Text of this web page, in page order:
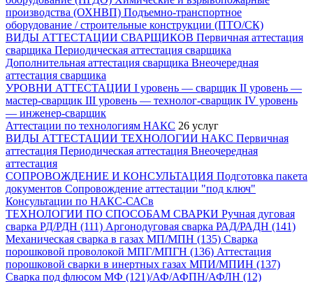
производства (ОХНВП) Подъемно-транспортное
оборудование / строительные конструкции (ПТО/СК)
ВИДЫ АТТЕСТАЦИИ СВАРЩИКОВ Первичная аттестация
сварщика Периодическая аттестация сварщика
Дополнительная аттестация сварщика Внеочередная
аттестация сварщика
УРОВНИ АТТЕСТАЦИИ I уровень — сварщик II уровень —
мастер-сварщик III уровень — технолог-сварщик IV уровень
— инженер-сварщик
Аттестации по технологиям НАКС 26 услуг
ВИДЫ АТТЕСТАЦИИ ТЕХНОЛОГИИ НАКС Первичная
аттестация Периодическая аттестация Внеочередная
аттестация
СОПРОВОЖДЕНИЕ И КОНСУЛЬТАЦИЯ Подготовка пакета
документов Сопровождение аттестации "под ключ"
Консультации по НАКС-САСв
ТЕХНОЛОГИИ ПО СПОСОБАМ СВАРКИ Ручная дуговая
сварка РД/РДН (111) Аргонодуговая сварка РАД/РАДН (141)
Механическая сварка в газах МП/МПН (135) Сварка
порошковой проволокой МПГ/МПГН (136) Аттестация
порошковой сварки в инертных газах МПИ/МПИН (137)
Сварка под флюсом МФ (121)/АФ/АФПН/АФЛН (12)